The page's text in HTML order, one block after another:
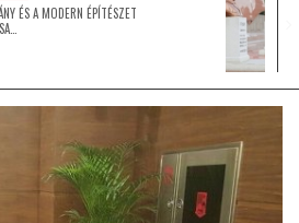
ÉS A MODERN ÉPÍTÉSZET